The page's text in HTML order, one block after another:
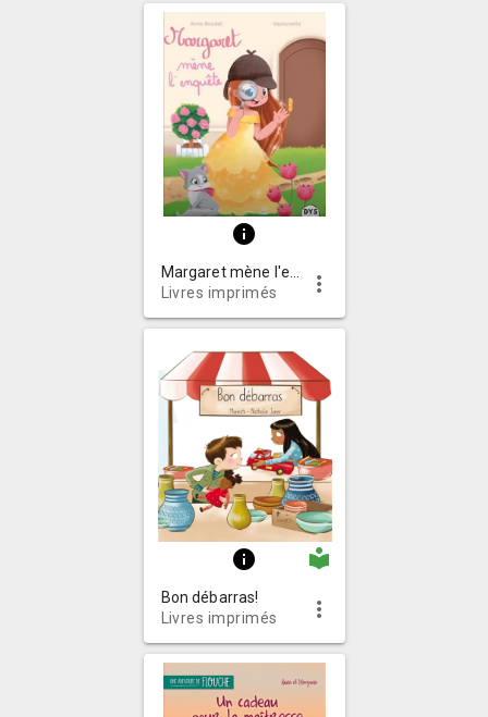
info
Livres imprimés
more_vert
info local_library
Bon débarras!
Livres imprimés
more_vert